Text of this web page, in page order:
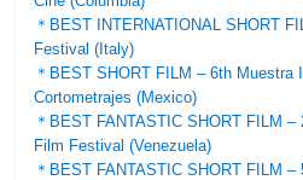
＊BEST INTERNATIONAL SHORT
Festival (Italy)
＊BEST SHORT FILM – 6th Muestra
Cortometrajes (Mexico)
＊BEST FANTASTIC SHORT FILM –
Film Festival (Venezuela)
＊BEST FANTASTIC SHORT FILM –